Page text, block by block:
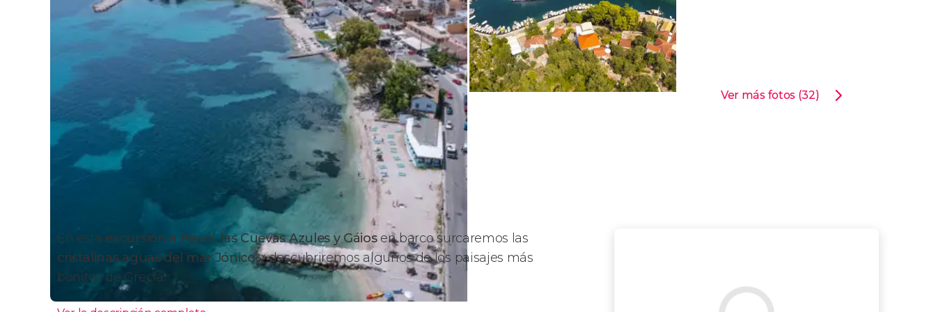
Ver más fotos (32)
En esta excursión a Paxoí, las Cuevas Azules y Gáiosen barco surcaremos las
cristalinas aguas del mar Jónicoy descubriremos algunos de los paisajes más
bonitos de Grecia.